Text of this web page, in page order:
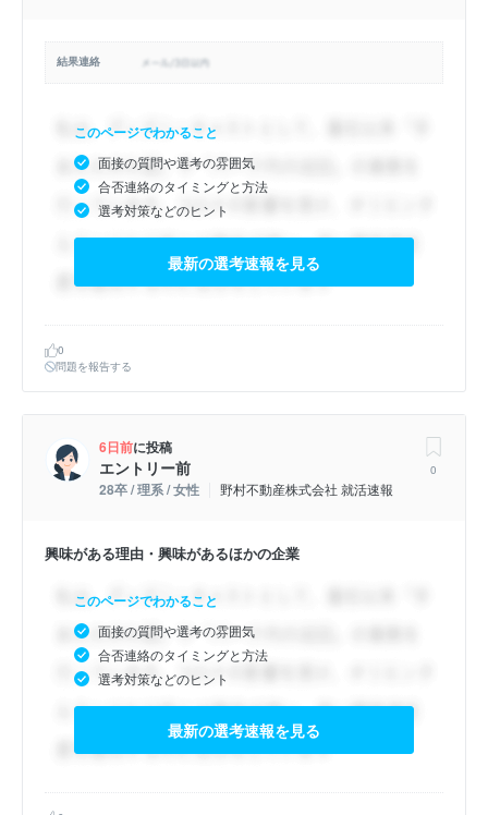
結果連絡
このページでわかること
面接の質問や選考の雰囲気
合否連絡のタイミングと方法
選考対策などのヒント
最新の選考速報を見る
0
問題を報告する
6日前に投稿
エントリー前
28卒 / 理系 / 女性 野村不動産株式会社 就活速報
0
興味がある理由・興味があるほかの企業
このページでわかること
面接の質問や選考の雰囲気
合否連絡のタイミングと方法
選考対策などのヒント
最新の選考速報を見る